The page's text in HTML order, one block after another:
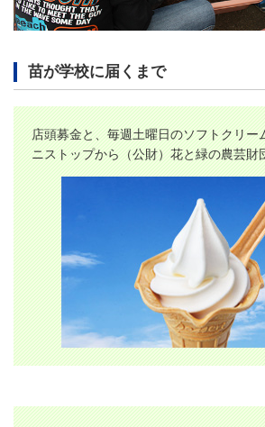
苗が学校に届くまで
店頭募金と、毎週土曜日のソフトクリー
ニストップから（公財）花と緑の農芸財